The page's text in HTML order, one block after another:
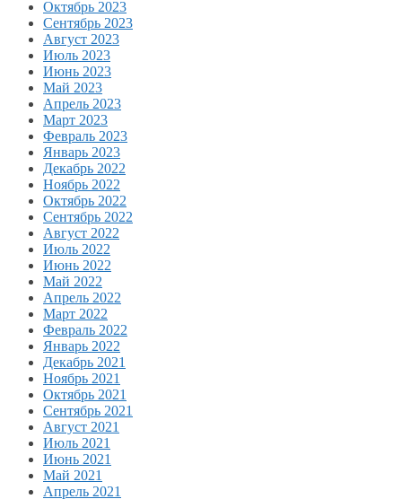
Октябрь 2023
Сентябрь 2023
Август 2023
Июль 2023
Июнь 2023
Май 2023
Апрель 2023
Март 2023
Февраль 2023
Январь 2023
Декабрь 2022
Ноябрь 2022
Октябрь 2022
Сентябрь 2022
Август 2022
Июль 2022
Июнь 2022
Май 2022
Апрель 2022
Март 2022
Февраль 2022
Январь 2022
Декабрь 2021
Ноябрь 2021
Октябрь 2021
Сентябрь 2021
Август 2021
Июль 2021
Июнь 2021
Май 2021
Апрель 2021